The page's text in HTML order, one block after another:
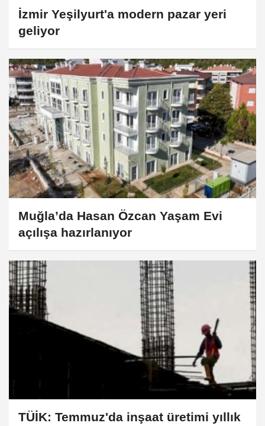
İzmir Yeşilyurt'a modern pazar yeri
geliyor
Muğla’da Hasan Özcan Yaşam Evi
açılışa hazırlanıyor
TÜİK: Temmuz'da inşaat üretimi yıllık